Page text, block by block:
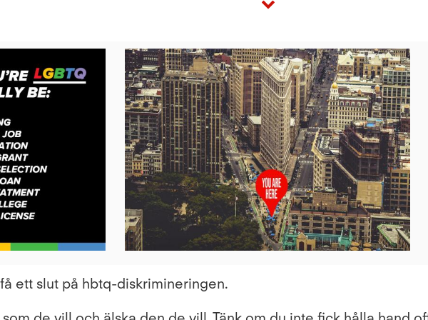
View
File
ett slut på hbtq-diskrimineringen.